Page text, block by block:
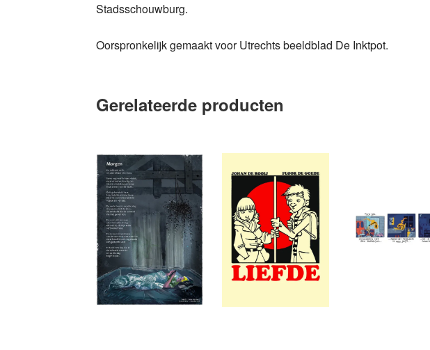
Stadsschouwburg.
Oorspronkelijk gemaakt voor Utrechts beeldblad De Inktpot.
Gerelateerde producten